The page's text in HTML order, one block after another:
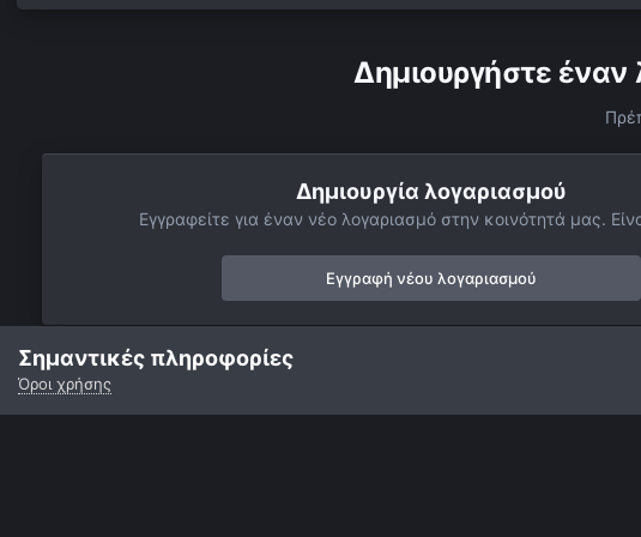
Δημιουργήστε έναν
Δημιουργία λογαριασμού
Εγγραφείτε για έναν νέο λογαριασμό στην κοινότητά μας.
Εγγραφή νέου λογαριασμού
Αρχή
Σημαντικές πληροφορίες
Όροι χρήσης